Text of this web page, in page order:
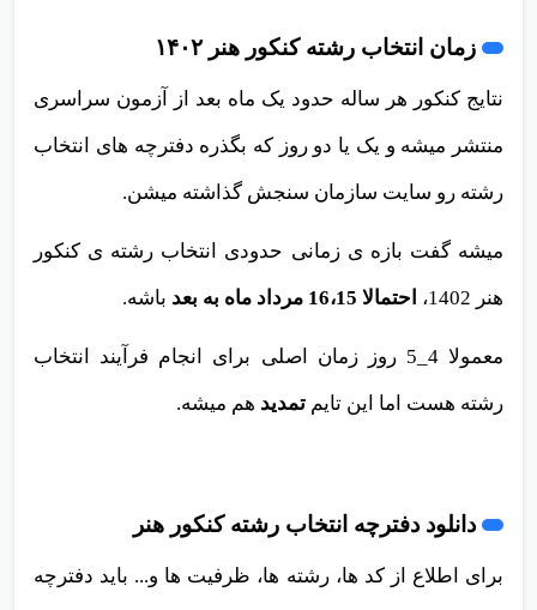
زمان انتخاب رشته کنکور هنر ۱۴۰۲
نتایج کنکور هر ساله حدود یک ماه بعد از آزمون سراسری
منتشر میشه و یک یا دو روز که بگذره دفترچه های انتخاب
رشته رو سایت سازمان سنجش گذاشته میشن.
میشه گفت بازه ی زمانی حدودی انتخاب رشته ی کنکور
هنر 1402، احتمالا 16،15 مرداد ماه به بعد باشه.
معمولا 4 _5 روز زمان اصلی برای انجام فرآیند انتخاب
رشته هست اما این تایم تمدید هم میشه.
دانلود دفترچه انتخاب رشته کنکور هنر
برای اطلاع از کد ها، رشته ها، ظرفیت ها و... باید دفترچه